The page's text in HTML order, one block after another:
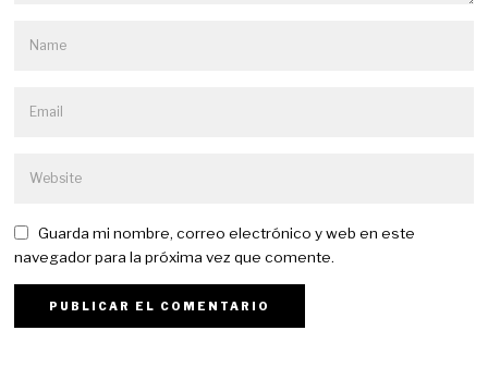
Guarda mi nombre, correo electrónico y web en este
navegador para la próxima vez que comente.